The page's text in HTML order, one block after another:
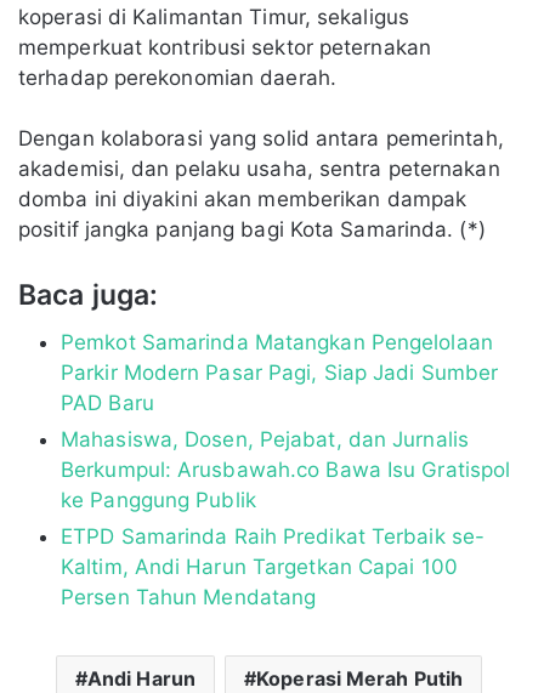
koperasi di Kalimantan Timur, sekaligus
memperkuat kontribusi sektor peternakan
terhadap perekonomian daerah.
Dengan kolaborasi yang solid antara pemerintah,
akademisi, dan pelaku usaha, sentra peternakan
domba ini diyakini akan memberikan dampak
positif jangka panjang bagi Kota Samarinda. (*)
Baca juga:
Pemkot Samarinda Matangkan Pengelolaan
Parkir Modern Pasar Pagi, Siap Jadi Sumber
PAD Baru
Mahasiswa, Dosen, Pejabat, dan Jurnalis
Berkumpul: Arusbawah.co Bawa Isu Gratispol
ke Panggung Publik
ETPD Samarinda Raih Predikat Terbaik se-
Kaltim, Andi Harun Targetkan Capai 100
Persen Tahun Mendatang
Andi Harun Koperasi Merah Putih